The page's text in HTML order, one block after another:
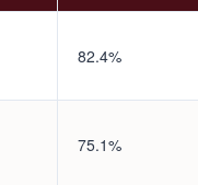
82.4%
75.1%